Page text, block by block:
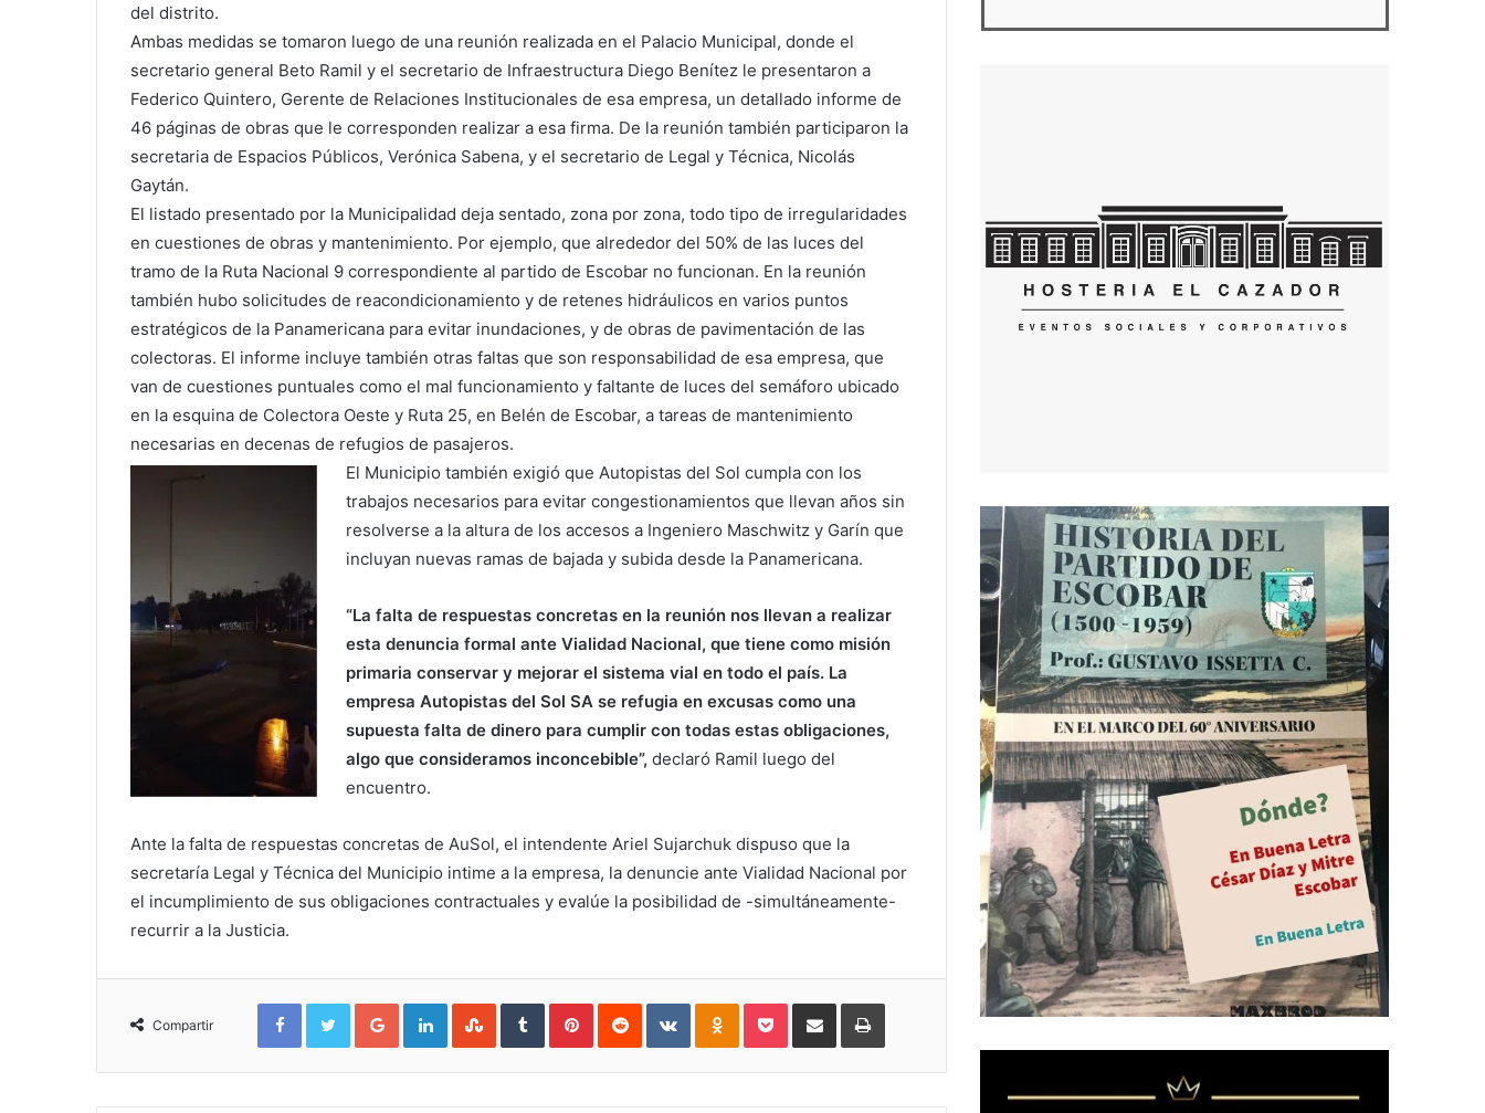
del distrito.
Ambas medidas se tomaron luego de una reunión realizada en el Palacio Municipal, donde el
secretario general Beto Ramil y el secretario de Infraestructura Diego Benítez le presentaron a
Federico Quintero, Gerente de Relaciones Institucionales de esa empresa, un detallado informe de
46 páginas de obras que le corresponden realizar a esa firma. De la reunión también participaron la
secretaria de Espacios Públicos, Verónica Sabena, y el secretario de Legal y Técnica, Nicolás
Gaytán.
El listado presentado por la Municipalidad deja sentado, zona por zona, todo tipo de irregularidades
en cuestiones de obras y mantenimiento. Por ejemplo, que alrededor del 50% de las luces del
tramo de la Ruta Nacional 9 correspondiente al partido de Escobar no funcionan. En la reunión
también hubo solicitudes de reacondicionamiento y de retenes hidráulicos en varios puntos
estratégicos de la Panamericana para evitar inundaciones, y de obras de pavimentación de las
colectoras. El informe incluye también otras faltas que son responsabilidad de esa empresa, que
van de cuestiones puntuales como el mal funcionamiento y faltante de luces del semáforo ubicado
en la esquina de Colectora Oeste y Ruta 25, en Belén de Escobar, a tareas de mantenimiento
necesarias en decenas de refugios de pasajeros.
El Municipio también exigió que Autopistas del Sol cumpla con los
trabajos necesarios para evitar congestionamientos que llevan años sin
resolverse a la altura de los accesos a Ingeniero Maschwitz y Garín que
incluyan nuevas ramas de bajada y subida desde la Panamericana.
“La falta de respuestas concretas en la reunión nos llevan a realizar
esta denuncia formal ante Vialidad Nacional, que tiene como misión
primaria conservar y mejorar el sistema vial en todo el país. La
empresa Autopistas del Sol SA se refugia en excusas como una
supuesta falta de dinero para cumplir con todas estas obligaciones,
algo que consideramos inconcebible”, declaró Ramil luego del
encuentro.
Ante la falta de respuestas concretas de AuSol, el intendente Ariel Sujarchuk dispuso que la
secretaría Legal y Técnica del Municipio intime a la empresa, la denuncie ante Vialidad Nacional por
el incumplimiento de sus obligaciones contractuales y evalúe la posibilidad de -simultáneamente-
recurrir a la Justicia.
Compartir
FacebookTwitterGoogle+LinkedInStumbleUpon
TumblrPinterestReddit VKontakteOdnoklassniki
PocketCompartirImprimir